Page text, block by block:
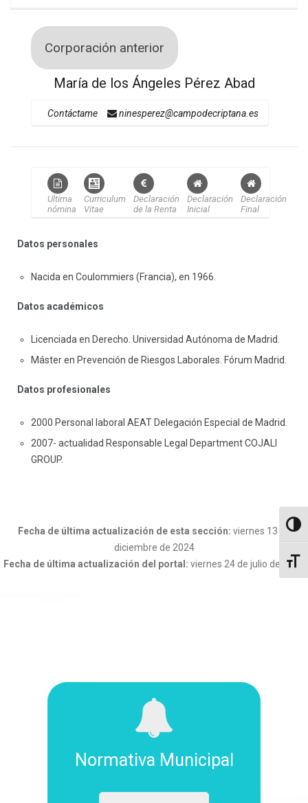
Corporación anterior
María de los Ángeles Pérez Abad
Contáctame ninesperez@campodecriptana.es
Ultima
nómina
Curriculum
Vitae
Declaración
de la Renta
Declaración
Inicial
Declaración
Final
Datos personales
Nacida en Coulommiers (Francia), en 1966.
Datos académicos
Licenciada en Derecho. Universidad Autónoma de Madrid.
Máster en Prevención de Riesgos Laborales. Fórum Madrid.
Datos profesionales
2000 Personal laboral AEAT Delegación Especial de Madrid.
2007- actualidad Responsable Legal Department COJALI
GROUP.
Fecha de última actualización de esta sección: viernes 13 de
diciembre de 2024
Fecha de última actualización del portal: viernes 24 de julio de 2026
Normativa Municipal